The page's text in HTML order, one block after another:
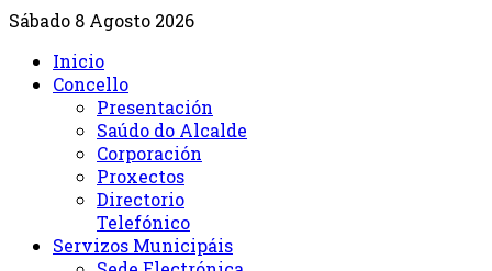
Sábado 8 Agosto 2026
Inicio
Concello
Presentación
Saúdo do Alcalde
Corporación
Proxectos
Directorio
Telefónico
Servizos Municipáis